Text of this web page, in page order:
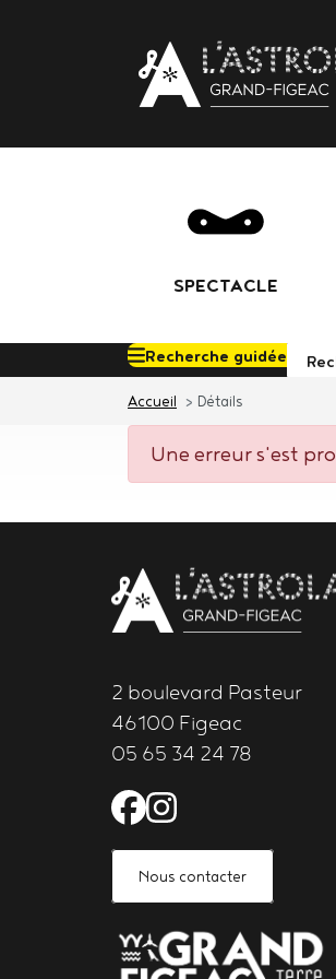
Body
SPECTACLE
Recherche guidée
Accueil Détails
Une erreur s'est
2 boulevard Pasteur
46100 Figeac
05 65 34 24 78
Facebook de
Instagram
Nous contacter